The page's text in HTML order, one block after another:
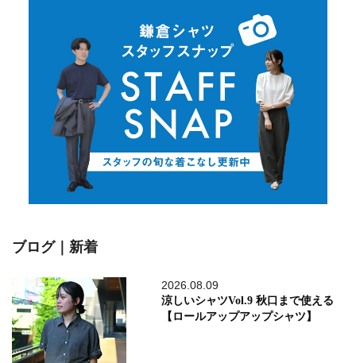
ブログ｜新着
2026.08.09
涼しいシャツVol.9 秋口まで使える
【ロールアップアップシャツ】